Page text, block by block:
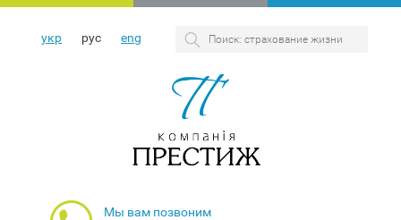
укр рус eng
Мы вам позвоним